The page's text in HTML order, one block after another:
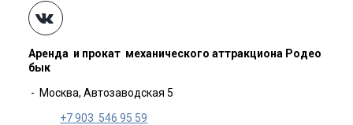
Аренда и прокат механического аттракциона Родео
бык
- Москва, Автозаводская 5
+7 903 546 95 59